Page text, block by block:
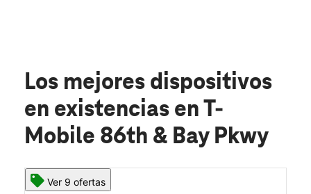
Los mejores dispositivos
en existencias en T-
Mobile 86th & Bay Pkwy
Ver 9 ofertas